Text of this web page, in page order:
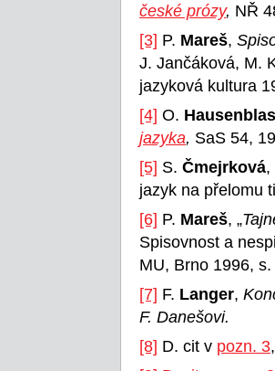
české prózy, NŘ
[3] P. Mareš,
J. Jančáková, M.
jazyková kultura
[4] O. Hausenblas
jazyka, SaS 54,
[5] S. Čmejrková,
jazyk na přelomu
[6] P. Mareš, „
Spisovnost a
MU, Brno 1996,
[7] F. Langer,
F. Danešovi.
[8] D. cit v pozn. 3